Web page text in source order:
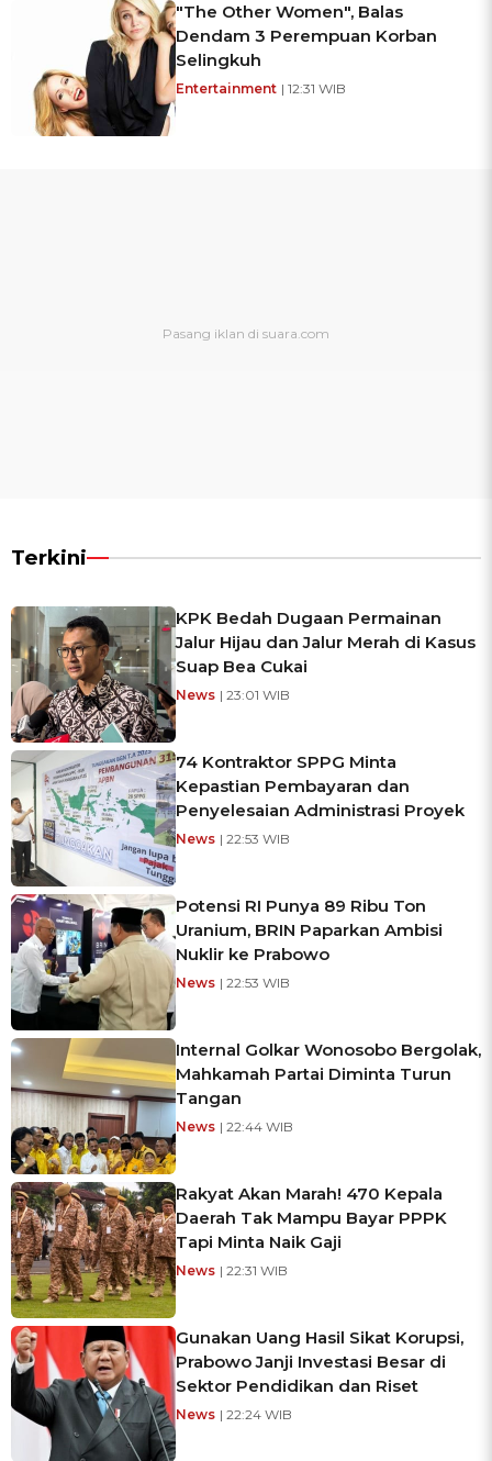
"The Other Women", Balas
Dendam 3 Perempuan Korban
Selingkuh
Entertainment | 12:31 WIB
Terkini
KPK Bedah Dugaan Permainan
Jalur Hijau dan Jalur Merah di Kasus
Suap Bea Cukai
News | 23:01 WIB
74 Kontraktor SPPG Minta
Kepastian Pembayaran dan
Penyelesaian Administrasi Proyek
News | 22:53 WIB
Potensi RI Punya 89 Ribu Ton
Uranium, BRIN Paparkan Ambisi
Nuklir ke Prabowo
News | 22:53 WIB
Internal Golkar Wonosobo Bergolak,
Mahkamah Partai Diminta Turun
Tangan
News | 22:44 WIB
Rakyat Akan Marah! 470 Kepala
Daerah Tak Mampu Bayar PPPK
Tapi Minta Naik Gaji
News | 22:31 WIB
Gunakan Uang Hasil Sikat Korupsi,
Prabowo Janji Investasi Besar di
Sektor Pendidikan dan Riset
News | 22:24 WIB